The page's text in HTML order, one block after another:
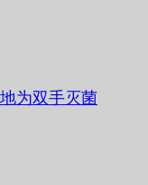
为双手灭菌